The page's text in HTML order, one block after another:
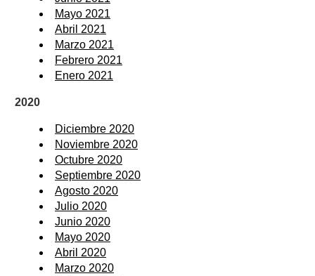
Mayo 2021
Abril 2021
Marzo 2021
Febrero 2021
Enero 2021
2020
Diciembre 2020
Noviembre 2020
Octubre 2020
Septiembre 2020
Agosto 2020
Julio 2020
Junio 2020
Mayo 2020
Abril 2020
Marzo 2020